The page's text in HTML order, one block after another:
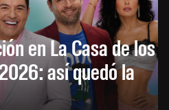
en La Casa de los
así quedó la